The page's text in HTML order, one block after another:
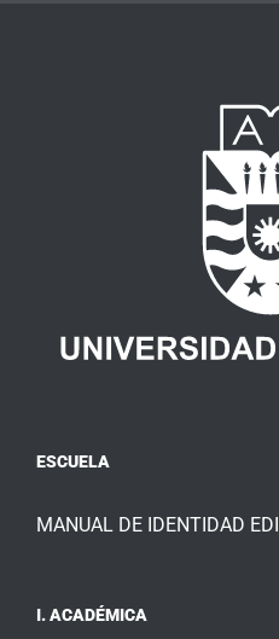
ESCUELA
MANUAL DE IDENTIDAD EDI
I. ACADÉMICA